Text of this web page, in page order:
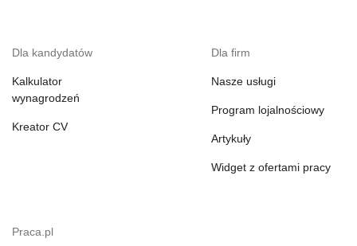
Dla kandydatów
Kalkulator
wynagrodzeń
Kreator CV
Dla firm
Nasze usługi
Program lojalnościowy
Artykuły
Widget z ofertami pracy
Praca.pl